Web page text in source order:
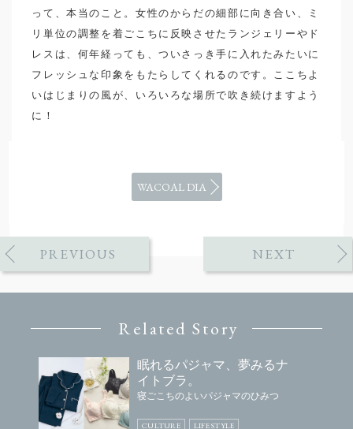
って、本当のこと。女性のからだの細部に向き合い、ミ
リ単位の調整を着ごこちに反映させたランジェリーやド
レスは、何年経っても、ついさっき手に入れたみたいに
フレッシュな印象をもたらしてくれるのです。ここちよ
いはじまりの風が、いろいろな場所で吹き続けますよう
に！
WACOAL DIA
PREVIOUS NEXT
Related Story
眠れるパジャマ、夢みるナ
イトブラ。
寝ごこちのよいパジャマのひみつ
CULTURE
LIFE STYLE